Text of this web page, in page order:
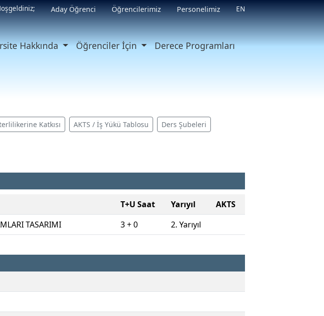
Aday Öğrenci Öğrencilerimiz Personelimiz EN
Hakkında Öğrenciler İçin Derece Programları
Katkısı AKTS / İş Yükü Tablosu Ders Şubeleri
T+U Saat Yarıyıl
AKTS
TASARIMI 3 + 0 2. Yarıyıl